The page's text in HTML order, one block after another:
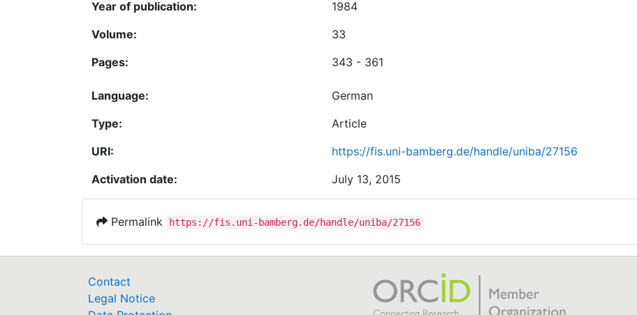
Year of publication:
1984
Volume:
33
Pages:
343 - 361
Language:
German
Type:
Article
URI:
https://fis.uni-bamberg.de/handle/uniba/27156
Activation date:
July 13, 2015
Permalink https://fis.uni-bamberg.de/handle/uniba/27156
Contact
Legal Notice